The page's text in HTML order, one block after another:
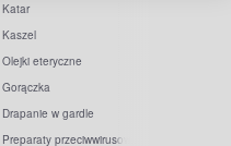
Katar
Kaszel
Olejki eteryczne
Gorączka
Drapanie w gardle
Preparaty przeciwwirusowe